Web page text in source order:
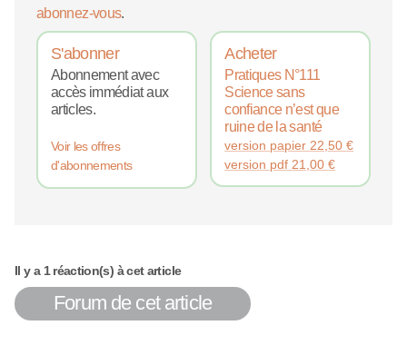
abonnez-vous.
S'abonner
Abonnement avec
accès immédiat aux
articles.
Voir les offres
d'abonnements
Acheter
Pratiques N°111
Science sans
confiance n’est que
ruine de la santé
version papier 22,50€
version pdf 21,00€
Il y a 1 réaction(s) à cet article
Forum de cet article